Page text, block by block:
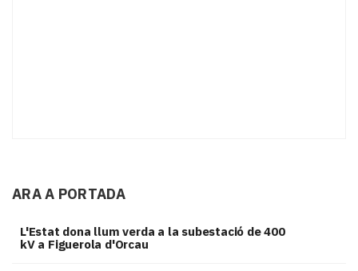
ARA A PORTADA
L'Estat dona llum verda a la subestació de 400
kV a Figuerola d'Orcau